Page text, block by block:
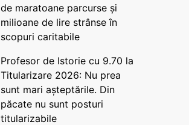
de maratoane parcurse și
milioane de lire strânse în
scopuri caritabile
Profesor de Istorie cu 9.70 la
Titularizare 2026: Nu prea
sunt mari așteptările. Din
păcate nu sunt posturi
titularizabile